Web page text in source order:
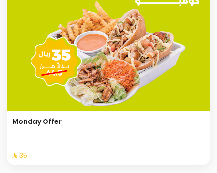
Monday Offer
⁨⁦‪‬ 35⁩